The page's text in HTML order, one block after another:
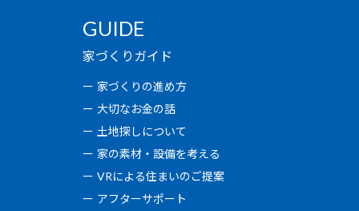
GUIDE
家づくりガイド
家づくりの進め方
大切なお金の話
土地探しについて
家の素材・設備を考える
VRによる住まいのご提案
アフターサポート